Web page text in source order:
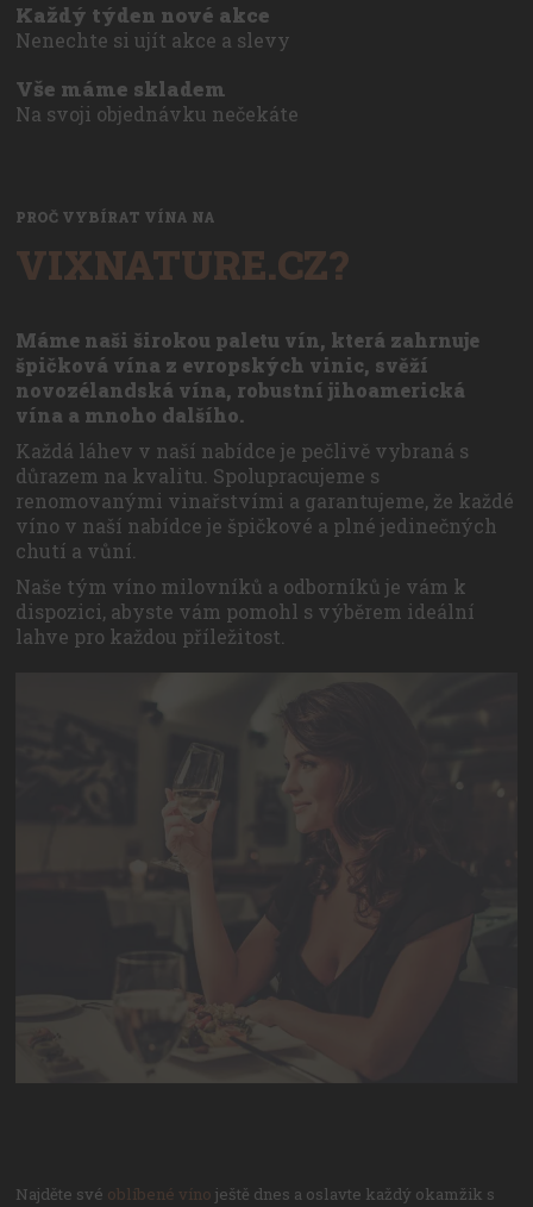
Každý týden nové akce
Nenechte si ujít akce a slevy
Vše máme skladem
Na svoji objednávku nečekáte
PROČ VYBÍRAT VÍNA NA
VIXNATURE.CZ?
Máme naši širokou paletu vín, která zahrnuje
špičková vína z evropských vinic, svěží
novozélandská vína, robustní jihoamerická
vína a mnoho dalšího.
Každá láhev v naší nabídce je pečlivě vybraná s
důrazem na kvalitu. Spolupracujeme s
renomovanými vinařstvími a garantujeme, že každé
víno v naší nabídce je špičkové a plné jedinečných
chutí a vůní.
Naše tým víno milovníků a odborníků je vám k
dispozici, abyste vám pomohl s výběrem ideální
lahve pro každou příležitost.
Najděte své oblíbené víno ještě dnes a oslavte každý okamžik s